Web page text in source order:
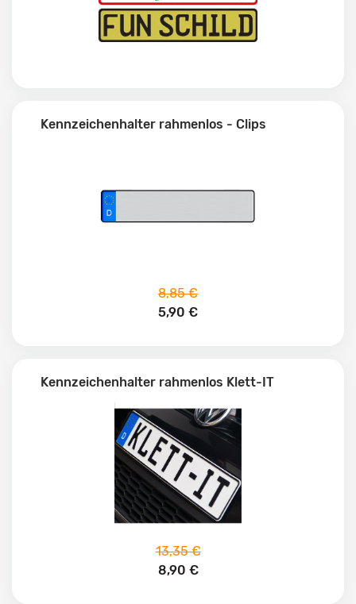
Kennzeichenhalter rahmenlos - Clips
8,85 €
5,90 €
Kennzeichenhalter rahmenlos Klett-IT
13,35 €
8,90 €